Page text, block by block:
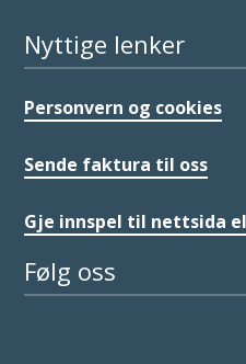
Nyttige lenker
Personvern og cookies
Sende faktura til oss
Gje innspel til nettsida
Følg oss